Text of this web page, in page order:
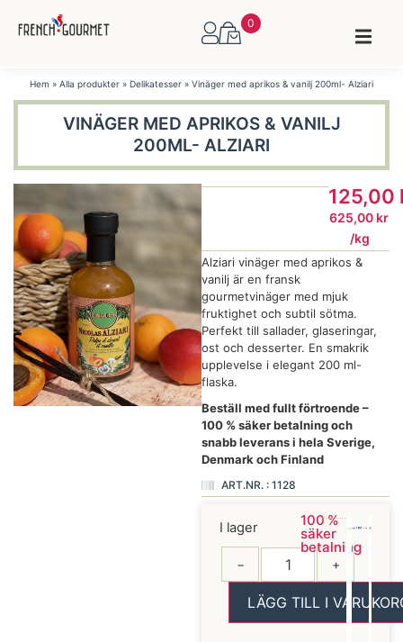
0
Hem » Alla produkter » Delikatesser » Vinäger med aprikos & vanilj 200ml- Alziari
VINÄGER MED APRIKOS & VANILJ
200ML- ALZIARI
125,00
625,00 kr
/kg
Alziari vinäger med aprikos &
vanilj är en fransk
gourmetvinäger med mjuk
fruktighet och subtil sötma.
Perfekt till sallader, glaseringar,
ost och desserter. En smakrik
upplevelse i elegant 200 ml-
flaska.
Beställ med fullt förtroende –
100 % säker betalning och
snabb leverans i hela Sverige,
Denmark och Finland
ART.NR. : 1128
I lager
− +
LÄGG TILL I
100 %
säker
betalning